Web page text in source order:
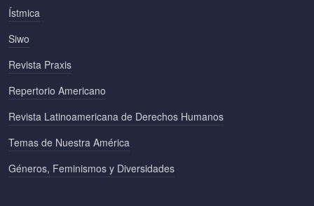
Ístmica
Siwo
Revista Praxis
Repertorio Americano
Revista Latinoamericana de Derechos Humanos
Temas de Nuestra América
Géneros, Feminismos y Diversidades